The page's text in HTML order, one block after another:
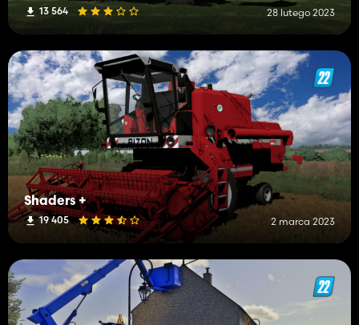
13 564 28 lutego 2023
Shaders +
19 405 2 marca 2023